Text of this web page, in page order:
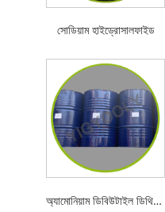
সোডিয়াম হাইড্রোসালফাইড
অ্যামোনিয়াম ডিবিউটাইল ডিথিওফসফেট